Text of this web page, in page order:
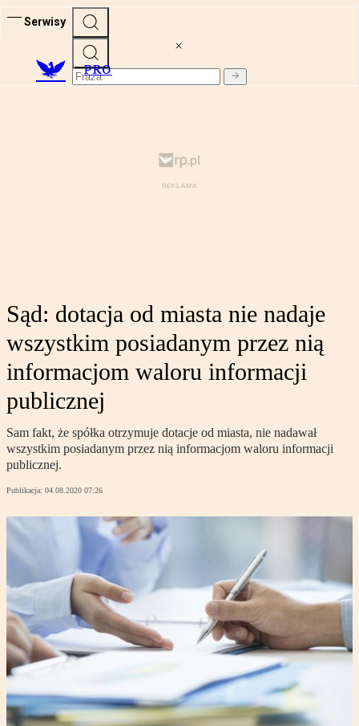
Serwisy
PRO
Sąd: dotacja od miasta nie nadaje
wszystkim posiadanym przez nią
informacjom waloru informacji
publicznej
Sam fakt, że spółka otrzymuje dotacje od miasta, nie nadawał
wszystkim posiadanym przez nią informacjom waloru informacji
publicznej.
Publikacja: 04.08.2020 07:26